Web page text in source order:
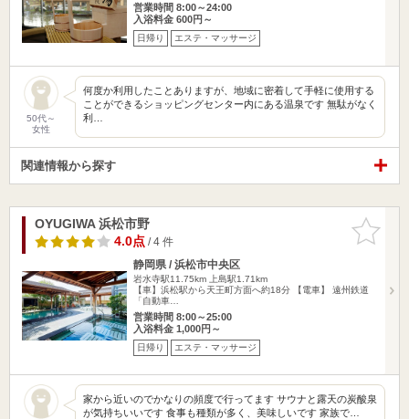
営業時間 8:00～24:00
入浴料金 600円～
日帰り エステ・マッサージ
50代～
女性
何度か利用したことありますが、地域に密着して手軽に使用する
ことができるショッピングセンター内にある温泉です 無駄がなく
利…
関連情報から探す
お気に入
りに追加
OYUGIWA 浜松市野
4.0点/ 4 件
静岡県 / 浜松市中央区
岩水寺駅11.75km
上島駅1.71km
【車】浜松駅から天王町方面へ約18分 【電車】 遠州鉄道
「自動車…
営業時間 8:00～25:00
入浴料金 1,000円～
日帰り エステ・マッサージ
家から近いのでかなりの頻度で行ってます サウナと露天の炭酸泉
が気持ちいいです 食事も種類が多く、美味しいです 家族で…